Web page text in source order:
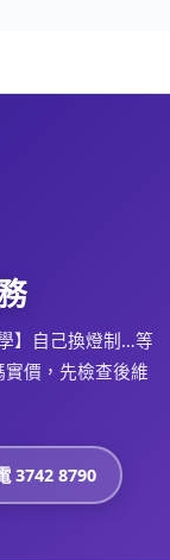
】自己換燈制…等
價，先檢查後維
3742 8790